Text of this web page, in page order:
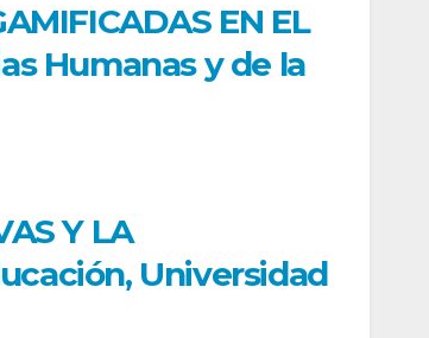
EN EL
Humanas y de la
Y LA
Universidad